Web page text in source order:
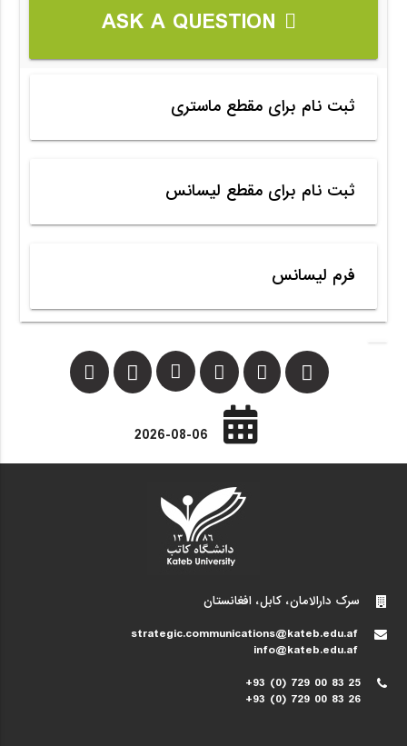
ASK A QUESTION
ثبت نام برای مقطع ماستری
ثبت نام برای مقطع لیسانس
فرم لیسانس
2026-08-06
سرک دارالامان، کابل، افغانستان
strategic.communications@kateb.edu.af
info@kateb.edu.af
+93 (0) 729 00 83 25
+93 (0) 729 00 83 26